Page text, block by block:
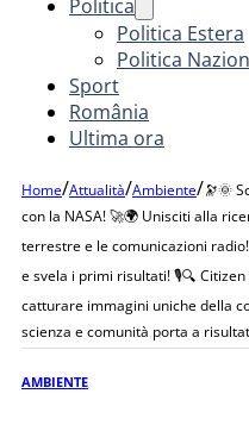
Politica
Politica Estera
Politica
Sport
România
Ultima ora
Home/Attualità/Ambiente/🔭🌞
con la NASA! 🚀🌍 Unisciti alla
terrestre e le comunicazioni
e svela i primi risultati! 🎙️🔍
catturare immagini uniche della
scienza e comunità porta a
AMBIENTE